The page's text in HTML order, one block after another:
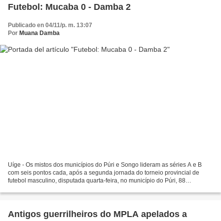
Futebol: Mucaba 0 - Damba 2
Publicado en 04/11/p. m. 13:07
Por Muana Damba
Uíge - Os mistos dos municípios do Púri e Songo lideram as séries A e B
com seis pontos cada, após a segunda jornada do torneio provincial de
futebol masculino, disputada quarta-feira, no município do Púri, 88
Antigos guerrilheiros do MPLA apelados a